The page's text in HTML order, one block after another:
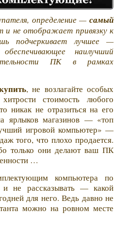
определение — самый
и не отображает привязку к
подчеркивает лучшее —
наилучший
ПК в рамках
, не возлагайте особых
стоимость любого
никак не отразиться на его
ярлыков магазинов — «топ
игровой компьютер» —
того, что плохо продается.
только они делают ваш ПК
…
компьютера по
и не рассказывать — какой
для него. Ведь давно не
можно на ровном месте